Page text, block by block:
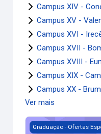
Campus XIV -
Campus XV -
Campus XVI -
Campus XVII -
Campus XVIII -
Campus XIX -
Campus XX -
Ver mais
2020 - Sala Suporte
Graduação - Ofertas